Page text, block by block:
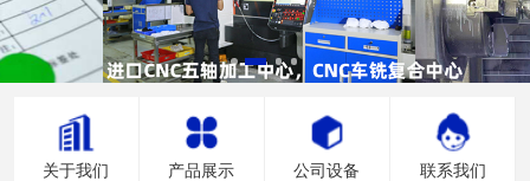
关于我们 产品展示 公司设备 联系我们